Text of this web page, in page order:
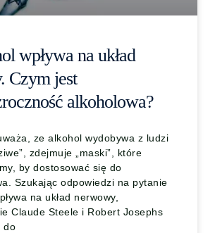
wpływa na układ
Czym jest
alkoholowa?
ze alkohol wydobywa z ludzi
zdejmuje „maski”, które
by dostosować się do
Szukając odpowiedzi na pytanie
na układ nerwowy,
Claude Steele i Robert Josephs
do